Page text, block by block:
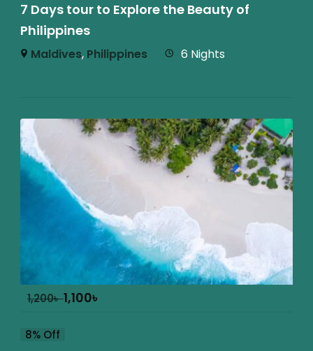
7 Days tour to Explore the Beauty of
Philippines
Maldives, Philippines 6 Nights
1,200৳1,100৳
8% Off